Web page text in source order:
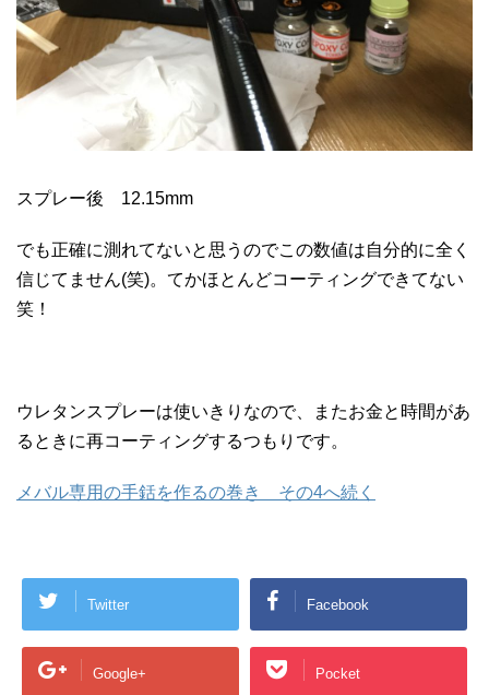
スプレー後 12.15mm
でも正確に測れてないと思うのでこの数値は自分的に全く
信じてません(笑)。てかほとんどコーティングできてない
笑！
ウレタンスプレーは使いきりなので、またお金と時間があ
るときに再コーティングするつもりです。
メバル専用の手銛を作るの巻き その4へ続く
Twitter Facebook
Google+ Pocket